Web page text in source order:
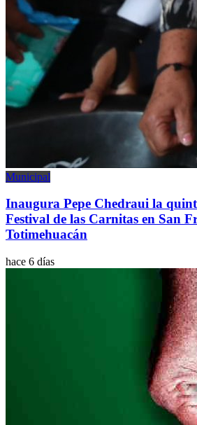
Municipal
Inaugura Pepe Chedraui la
Festival de las Carnitas en San
Totimehuacán
hace 6 días